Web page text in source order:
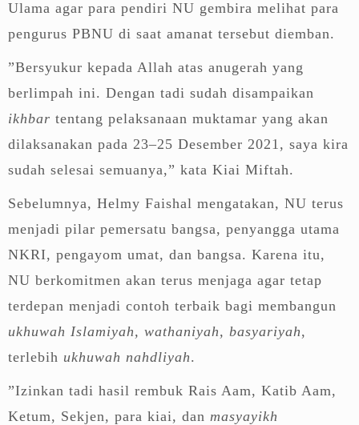
Ulama agar para pendiri NU gembira melihat para
pengurus PBNU di saat amanat tersebut diemban.
”Bersyukur kepada Allah atas anugerah yang
berlimpah ini. Dengan tadi sudah disampaikan
ikhbar tentang pelaksanaan muktamar yang akan
dilaksanakan pada 23–25 Desember 2021, saya kira
sudah selesai semuanya,” kata Kiai Miftah.
Sebelumnya, Helmy Faishal mengatakan, NU terus
menjadi pilar pemersatu bangsa, penyangga utama
NKRI, pengayom umat, dan bangsa. Karena itu,
NU berkomitmen akan terus menjaga agar tetap
terdepan menjadi contoh terbaik bagi membangun
ukhuwah Islamiyah, wathaniyah, basyariyah,
terlebih ukhuwah nahdliyah.
”Izinkan tadi hasil rembuk Rais Aam, Katib Aam,
Ketum, Sekjen, para kiai, dan masyayikh